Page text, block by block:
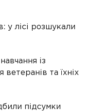
у лісі розшукали
із
ветеранів та їхніх
підсумки